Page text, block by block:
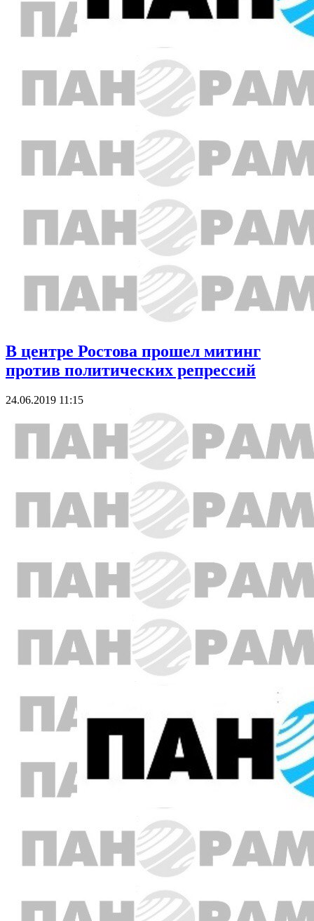
В центре Ростова прошел митинг
против политических репрессий
24.06.2019 11:15